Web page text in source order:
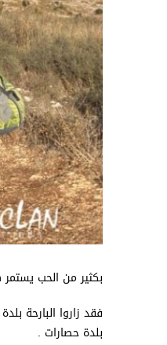
بكثير من الحب يستمر wolves clan بنشطاته على الرغم من الأوضاع الصعبة التي تخيم على البلد .
فقد زاروا البارحة
بلدة حصارات .